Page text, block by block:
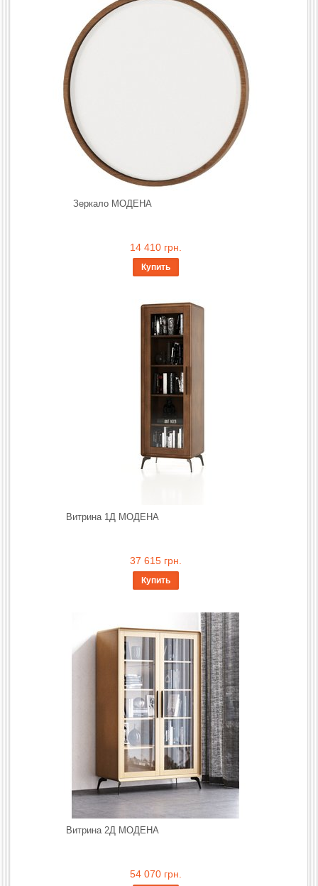
Зеркало МОДЕНА
14 410 грн.
Купить
Витрина 1Д МОДЕНА
37 615 грн.
Купить
Витрина 2Д МОДЕНА
54 070 грн.